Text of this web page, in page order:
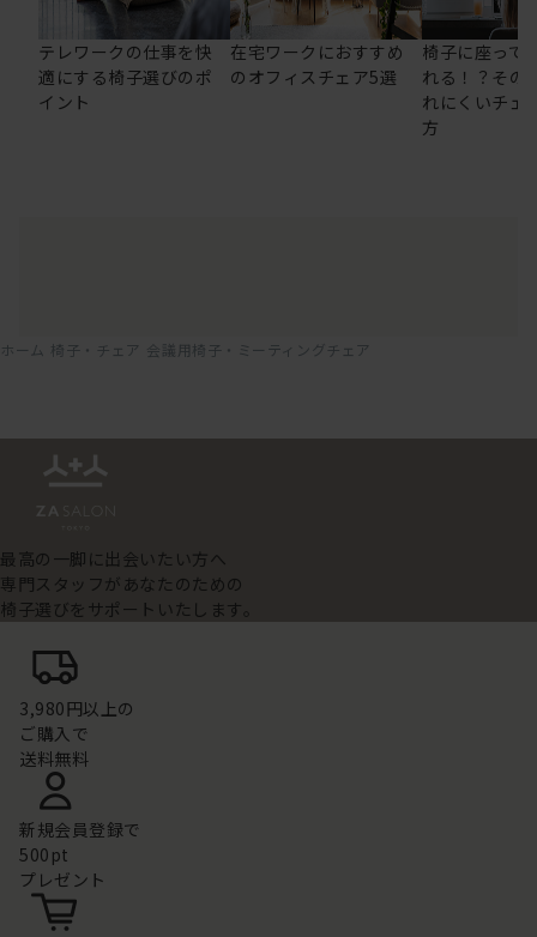
テレワークの仕事を快
適にする椅子選びのポ
イント
在宅ワークにおすすめ
のオフィスチェア5選
椅子に座って
れる！？その
れにくいチェ
方
ホーム 椅子・チェア 会議用椅子・ミーティングチェア
最高の一脚に出会いたい方へ
専門スタッフがあなたのための
椅子選びをサポートいたします。
3,980円以上の
ご購入で
送料無料
新規会員登録で
500pt
プレゼント